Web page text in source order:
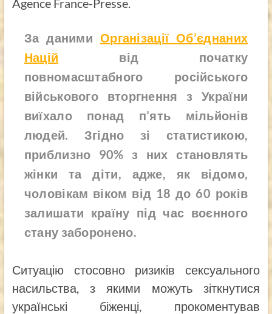
За даними Організації Об’єднаних
Націй від початку
повномасштабного російського
військового вторгнення з України
виїхало понад п’ять мільйонів
людей. Згідно зі статистикою,
приблизно 90% з них становлять
жінки та діти, адже, як відомо,
чоловікам віком від 18 до 60 років
залишати країну під час воєнного
стану заборонено.
Ситуацію стосовно ризиків сексуального
насильства, з якими можуть зіткнутися
українські біженці, прокоментував